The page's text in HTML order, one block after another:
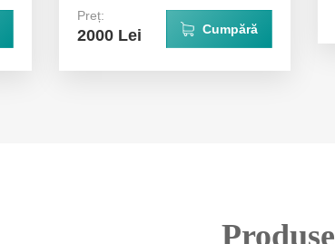
Preț:
2000 Lei Cumpără